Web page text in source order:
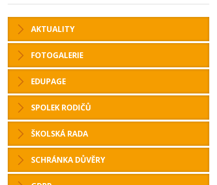
AKTUALITY
FOTOGALERIE
EDUPAGE
SPOLEK RODIČŮ
ŠKOLSKÁ RADA
SCHRÁNKA DŮVĚRY